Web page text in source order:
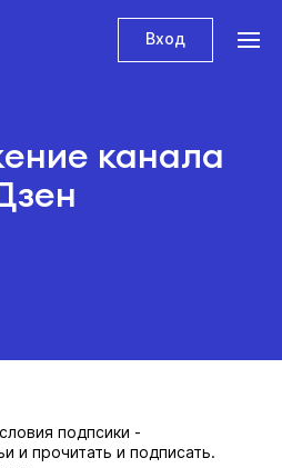
Вход
канала
подпсики -
и прочитать и подписать.